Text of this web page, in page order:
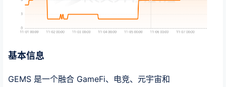
基本信息
GEMS 是一个融合 GameFi、电竞、元宇宙和